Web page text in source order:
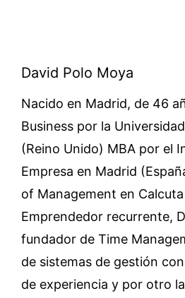
David Polo Moya
Nacido en Madrid, de 46
Business por la
(Reino Unido) MBA por el
Empresa en Madrid
of Management en
Emprendedor recurrente,
fundador de Time
de sistemas de gestión
de experiencia y por otro